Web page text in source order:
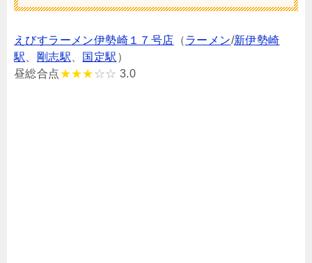
えびすラーメン伊勢崎１７号店 （ラーメン/新伊勢崎
駅
剛志駅 国定駅 ）
昼総合点★★★ ☆☆ 3.0